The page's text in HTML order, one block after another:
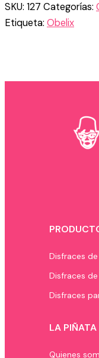
SKU: 127 Categorías:
Etiqueta: Obelix
Disfraces
Disfraces
Disfraces
LA PIÑATA
Quienes